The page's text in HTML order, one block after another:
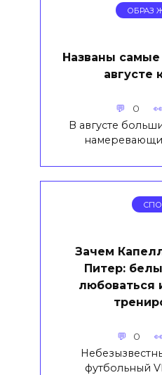
ОБРАЗ
Названы
августе
0
В августе
Зачем
Питер:
любоваться
0
футбольный